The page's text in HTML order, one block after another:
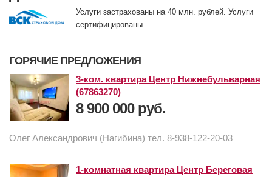
Услуги застрахованы на 40 млн. рублей. Услуги
сертифицированы.
ГОРЯЧИЕ ПРЕДЛОЖЕНИЯ
3-ком. квартира Центр Нижнебульварная
(67863270)
8 900 000 руб.
Олег Александрович (Нагибина) тел. 8-938-122-20-03
1-комнатная квартира Центр Береговая